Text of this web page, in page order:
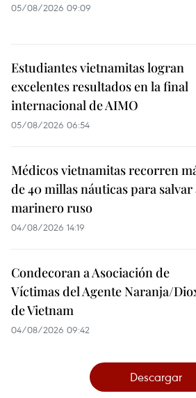
05/08/2026 09:09
Estudiantes vietnamitas logran
excelentes resultados en la final
internacional de AIMO
05/08/2026 06:54
Médicos vietnamitas recorren
de 40 millas náuticas para salvar
marinero ruso
04/08/2026 14:19
Condecoran a Asociación de
Víctimas del Agente Naranja/
de Vietnam
04/08/2026 09:42
Descargar